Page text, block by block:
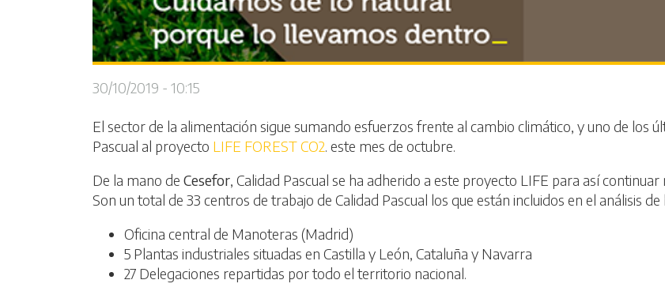
30/10/2019 - 10:15
El sector de la alimentación sigue sumando esfuerzos frente al cambio climático, y uno de los
Pascual al proyecto LIFE FOREST CO2 . este mes de octubre.
De la mano de Cesefor , Calidad Pascual se ha adherido a este proyecto LIFE para así
Son un total de 33 centros de trabajo de Calidad Pascual los que están incluidos en el análisis
Oficina central de Manoteras (Madrid)
5 Plantas industriales situadas en Castilla y León, Cataluña y Navarra
27 Delegaciones repartidas por todo el territorio nacional.